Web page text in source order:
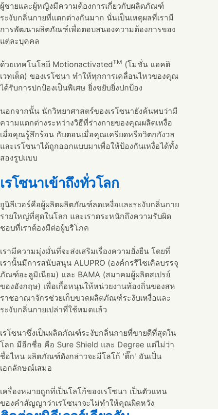
ผู้ชายและผู้หญิงมีความต้องการเกี่ยวกับผลิตภัณฑ์
ระงับกลิ่นกายที่แตกต่างกันมาก นั่นเป็นเหตุผลที่เรามี
การพัฒนาผลิตภัณฑ์เพื่อตอบสนองความต้องการของ
แต่ละบุคคล​
ด้วยเทคโนโลยี MotionactivatedTM (โมชั่น แอคติ
เวทเต็ด) ของเรโซนา ทำให้ทุกการเคลื่อนไหวของคุณ
ได้รับการปกป้องเป็นพิเศษ ยิ่งขยับยิ่งปกป้อง
นอกจากนั้น นักวิทยาศาสตร์ของเรโซนายังค้นพบว่ามี
ความแตกต่างระหว่างวิธีที่ร่างกายของคุณผลิตเหงื่อ
เมื่อคุณรู้สึกร้อน กับตอนเมื่อคุณเครียดหรือวิตกกังวล
และเรโซนาได้ถูกออกแบบมาเพื่อให้ป้องกันเหงื่อได้ทั้ง
สองรูปแบบ
เรโซนาเข้าถึงทั่วโลก
ยูนิลีเวอร์คือผู้ผลิตผลิตภัณฑ์ลดเหงื่อและระงับกลิ่นกาย
รายใหญ่ที่สุดในโลก และเราตระหนักถึงความรับผิด
ชอบที่เราต้องมีต่อผู้บริโภค
เรามีความมุ่งมั่นที่จะส่งเสริมเรื่องความยั่งยืน โดยที่
เรานั้นมีการสนับสนุน ALUPRO (องค์กรรีไซเคิลบรรจุ
ภัณฑ์อะลูมิเนียม) และ BAMA (สมาคมผู้ผลิตสเปรย์
ของอังกฤษ) เพื่อเกื้อหนุนให้หน่วยงานท้องถิ่นของสห
ราชอาณาจักรช่วยเก็บขวดผลิตภัณฑ์ระงับเหงื่อและ
ระงับกลิ่นกายเปล่าที่ใช้หมดแล้ว
เรโซนาซึ่งเป็นผลิตภัณฑ์ระงับกลิ่นกายที่ขายดีที่สุดใน
โลก มีอีกชื่อ คือ Sure Shield และ Degree แต่ไม่ว่า
ชื่อไหน ผลิตภัณฑ์ดังกล่าวจะมีโลโก้ 'ติ๊ก' อันเป็น
เอกลักษณ์เสมอ
เครื่องหมายถูกที่เป็นโลโก้ของเรโซนา เป็นตัวแทน
ของคำสัญญาว่าเรโซนาจะไม่ทำให้คุณผิดหวัง